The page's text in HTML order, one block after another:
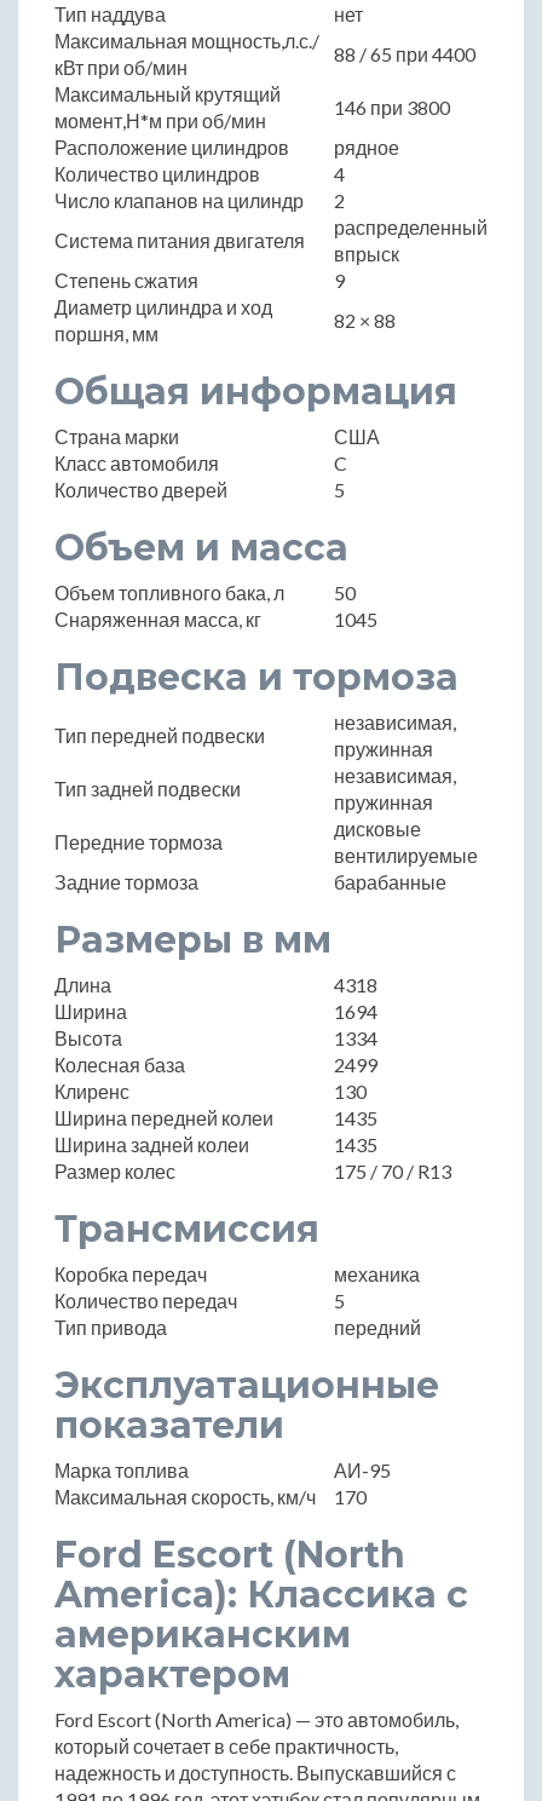
Тип наддува
нет
Максимальная мощность,л.с./
кВт при об/мин
88 / 65 при 4400
Максимальный крутящий
момент,Н*м при об/мин
146 при 3800
Расположение цилиндров
рядное
Количество цилиндров
4
Число клапанов на цилиндр
2
Система питания двигателя
распределенный
впрыск
Степень сжатия
9
Диаметр цилиндра и ход
поршня, мм
82 × 88
Общая информация
Страна марки
США
Класс автомобиля
C
Количество дверей
5
Объем и масса
Объем топливного бака, л
50
Снаряженная масса, кг
1045
Подвеска и тормоза
Тип передней подвески
независимая,
пружинная
Тип задней подвески
независимая,
пружинная
Передние тормоза
дисковые
вентилируемые
Задние тормоза
барабанные
Размеры в мм
Длина
4318
Ширина
1694
Высота
1334
Колесная база
2499
Клиренс
130
Ширина передней колеи
1435
Ширина задней колеи
1435
Размер колес
175 / 70 / R13
Трансмиссия
Коробка передач
механика
Количество передач
5
Тип привода
передний
Эксплуатационные
показатели
Марка топлива
АИ-95
Максимальная скорость, км/ч
170
Ford Escort (North
America): Классика с
американским
характером
Ford Escort (North America) — это автомобиль,
который сочетает в себе практичность,
надежность и доступность. Выпускавшийся с